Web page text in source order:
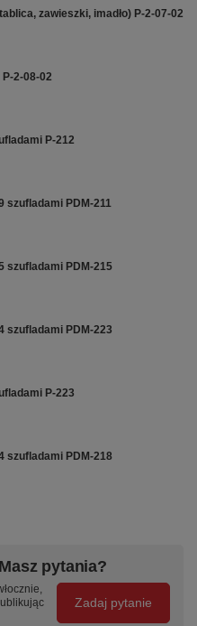
zawieszki, imadło) P-2-07-02
2-08-02
P-212
szufladami PDM-211
szufladami PDM-215
szufladami PDM-223
P-223
szufladami PDM-218
pytania?
Zadaj pytanie